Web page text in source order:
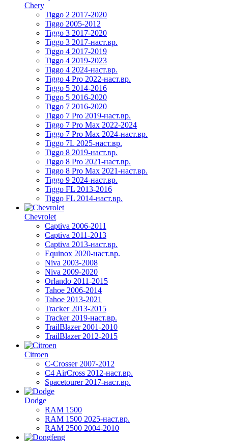
Chery
Tiggo 2 2017-2020
Tiggo 2005-2012
Tiggo 3 2017-2020
Tiggo 3 2017-наст.вр.
Tiggo 4 2017-2019
Tiggo 4 2019-2023
Tiggo 4 2024-наст.вр.
Tiggo 4 Pro 2022-наст.вр.
Tiggo 5 2014-2016
Tiggo 5 2016-2020
Tiggo 7 2016-2020
Tiggo 7 Pro 2019-наст.вр.
Tiggo 7 Pro Max 2022-2024
Tiggo 7 Pro Max 2024-наст.вр.
Tiggo 7L 2025-наст.вр.
Tiggo 8 2019-наст.вр.
Tiggo 8 Pro 2021-наст.вр.
Tiggo 8 Pro Max 2021-наст.вр.
Tiggo 9 2024-наст.вр.
Tiggo FL 2013-2016
Tiggo FL 2014-наст.вр.
Chevrolet
Captiva 2006-2011
Captiva 2011-2013
Captiva 2013-наст.вр.
Equinox 2020-наст.вр.
Niva 2003-2008
Niva 2009-2020
Orlando 2011-2015
Tahoe 2006-2014
Tahoe 2013-2021
Tracker 2013-2015
Tracker 2019-наст.вр.
TrailBlazer 2001-2010
TrailBlazer 2012-2015
Citroen
C-Crosser 2007-2012
C4 AirCross 2012-наст.вр.
Spacetourer 2017-наст.вр.
Dodge
RAM 1500
RAM 1500 2025-наст.вр.
RAM 2500 2004-2010